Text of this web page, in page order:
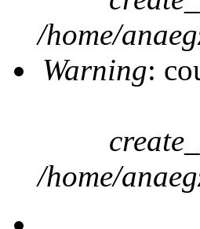
/home/
Warning:
/home/